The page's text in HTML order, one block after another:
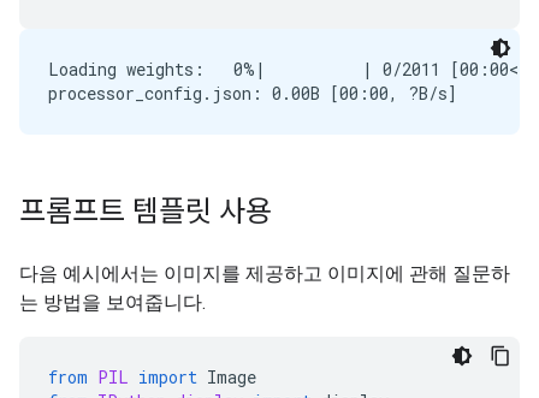
Loading weights:   0%|          | 0/2011
프롬프트 템플릿 사용
다음 예시에서는 이미지를 제공하고 이미지에 관해 질문하
는 방법을 보여줍니다.
from PIL import Image